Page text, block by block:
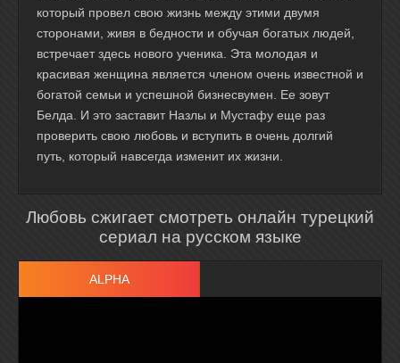
который провел свою жизнь между этими двумя
сторонами, живя в бедности и обучая богатых людей,
встречает здесь нового ученика. Эта молодая и
красивая женщина является членом очень известной и
богатой семьи и успешной бизнесвумен. Ее зовут
Белда. И это заставит Назлы и Мустафу еще раз
проверить свою любовь и вступить в очень долгий
путь, который навсегда изменит их жизни.
Любовь сжигает смотреть онлайн турецкий
сериал на русском языке
ALPHA